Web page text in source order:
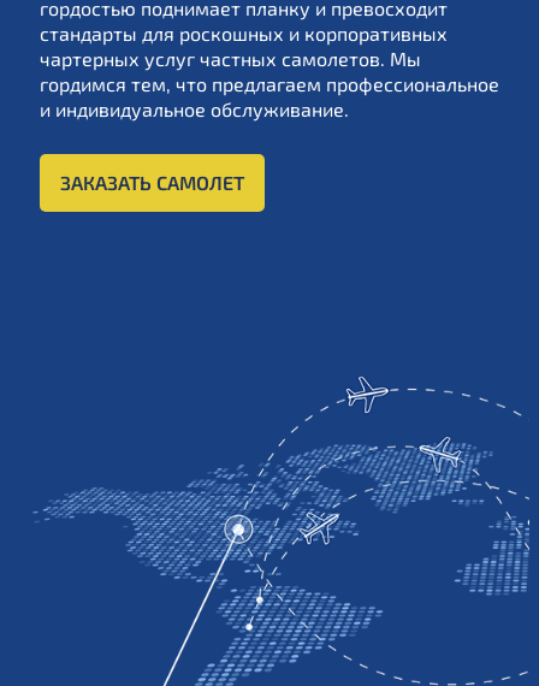
гордостью поднимает планку и превосходит
стандарты для роскошных и корпоративных
чартерных услуг частных самолетов. Мы
гордимся тем, что предлагаем профессиональное
и индивидуальное обслуживание.
ЗАКАЗАТЬ САМОЛЕТ